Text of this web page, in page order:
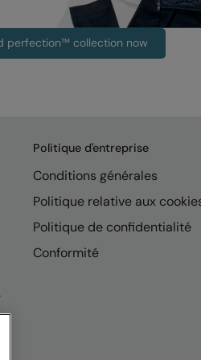
perfection™ collection now
Politique d'entreprise
Conditions générales
Politique relative aux
Politique de confidentialité
Conformité